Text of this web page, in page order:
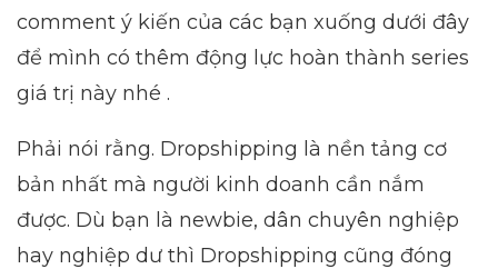
comment ý kiến của các bạn xuống dưới đây
để mình có thêm động lực hoàn thành series
giá trị này nhé .
Phải nói rằng. Dropshipping là nền tảng cơ
bản nhất mà người kinh doanh cần nắm
được. Dù bạn là newbie, dân chuyên nghiệp
hay nghiệp dư thì Dropshipping cũng đóng